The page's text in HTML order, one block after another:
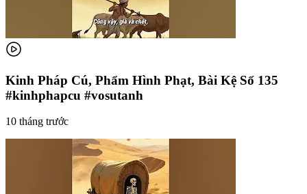
Kinh Pháp Cú, Phẩm Hình Phạt, Bài Kệ Số 135
#kinhphapcu #vosutanh
10 tháng trước